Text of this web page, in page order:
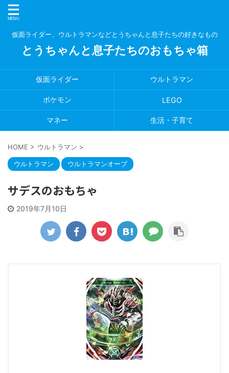
仮面ライダー、ウルトラマンなどとうちゃんと息子たちの好きなもの
とうちゃんと息子たちのおもちゃ箱
仮面ライダー ウルトラマン
ポケモン LEGO
マネー 生活・子育て
HOME > ウルトラマン >
ウルトラマン ウルトラマンオーブ
サデスのおもちゃ
2019年7月10日